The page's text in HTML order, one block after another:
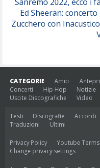
Ed Sheeran:
Zucchero con
CATEGORIE Amici
Concerti
Hip Hop Notizie
Uscite Discografiche
Video
Testi Discografie Accordi
Traduzioni
Ultimi
Privacy Policy Youtube
Change privacy settings